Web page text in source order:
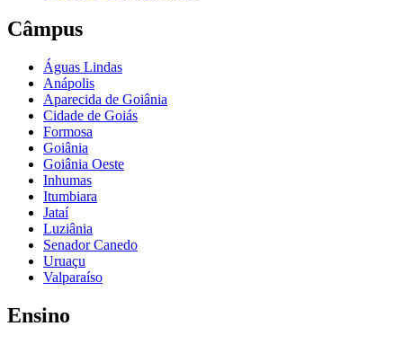
Câmpus
Águas Lindas
Anápolis
Aparecida de Goiânia
Cidade de Goiás
Formosa
Goiânia
Goiânia Oeste
Inhumas
Itumbiara
Jataí
Luziânia
Senador Canedo
Uruaçu
Valparaíso
Ensino